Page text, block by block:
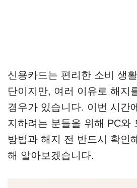
신용카드는 편리한 소비 생
단이지만, 여러 이유로 해지
경우가 있습니다. 이번 시간
지하려는 분들을 위해 PC와
방법과 해지 전 반드시 확인
해 알아보겠습니다.